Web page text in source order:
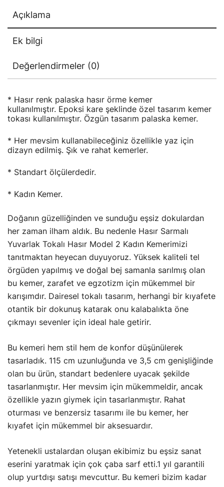
Açıklama
Ek bilgi
Değerlendirmeler (0)
* Hasır renk palaska hasır örme kemer
kullanılmıştır. Epoksi kare şeklinde özel tasarım kemer
tokası kullanılmıştır. Özgün tasarım palaska kemer.
* Her mevsim kullanabileceğiniz özellikle yaz için
dizayn edilmiş. Şık ve rahat kemerler.
* Standart ölçülerdedir.
* Kadın Kemer.
Doğanın güzelliğinden ve sunduğu eşsiz dokulardan
her zaman ilham aldık. Bu nedenle Hasır Sarmalı
Yuvarlak Tokalı Hasır Model 2 Kadın Kemerimizi
tanıtmaktan heyecan duyuyoruz. Yüksek kaliteli tel
örgüden yapılmış ve doğal bej samanla sarılmış olan
bu kemer, zarafet ve egzotizm için mükemmel bir
karışımdır. Dairesel tokalı tasarım, herhangi bir kıyafete
otantik bir dokunuş katarak onu kalabalıkta öne
çıkmayı sevenler için ideal hale getirir.
Bu kemeri hem stil hem de konfor düşünülerek
tasarladık. 115 cm uzunluğunda ve 3,5 cm genişliğinde
olan bu ürün, standart bedenlere uyacak şekilde
tasarlanmıştır. Her mevsim için mükemmeldir, ancak
özellikle yazın giymek için tasarlanmıştır. Rahat
oturması ve benzersiz tasarımı ile bu kemer, her
kıyafet için mükemmel bir aksesuardır.
Yetenekli ustalardan oluşan ekibimiz bu eşsiz sanat
eserini yaratmak için çok çaba sarf etti.1 yıl garantili
olup yurtdışı satışı mevcuttur. Bu kemeri bizim kadar